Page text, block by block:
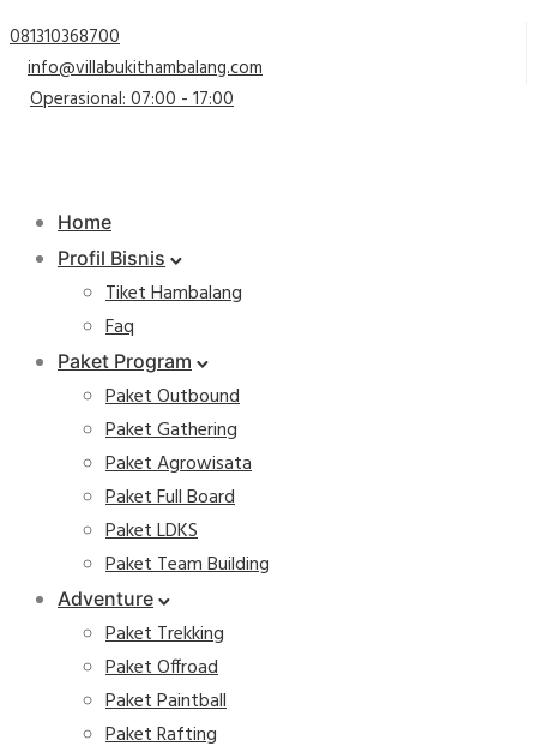
081310368700
info@villabukithambalang.com
Operasional: 07:00 - 17:00
Home
Profil Bisnis
Tiket Hambalang
Faq
Paket Program
Paket Outbound
Paket Gathering
Paket Agrowisata
Paket Full Board
Paket LDKS
Paket Team Building
Adventure
Paket Trekking
Paket Offroad
Paket Paintball
Paket Rafting